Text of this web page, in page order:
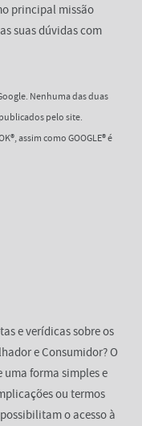
principal missão
suas dúvidas com
Nenhuma das duas
pelo site.
assim como GOOGLE® é
e verídicas sobre os
e Consumidor? O
forma simples e
ou termos
o acesso à